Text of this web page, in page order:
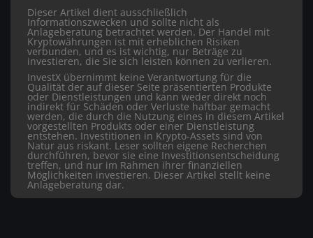
Dieser Artikel dient ausschließlich
Informationszwecken und sollte nicht als
Anlageberatung betrachtet werden. Der Handel mit
Kryptowährungen ist mit erheblichen Risiken
verbunden, und es ist wichtig, nur Beträge zu
investieren, die Sie sich leisten können zu verlieren.
InvestX übernimmt keine Verantwortung für die
Qualität der auf dieser Seite präsentierten Produkte
oder Dienstleistungen und kann weder direkt noch
indirekt für Schäden oder Verluste haftbar gemacht
werden, die durch die Nutzung eines in diesem Artikel
vorgestellten Produkts oder einer Dienstleistung
entstehen. Investitionen in Krypto-Assets sind von
Natur aus riskant. Leser sollten eigene Recherchen
durchführen, bevor sie eine Investitionsentscheidung
treffen, und nur im Rahmen ihrer finanziellen
Möglichkeiten investieren. Dieser Artikel stellt keine
Anlageberatung dar.